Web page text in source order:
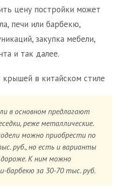
цену постройки может
печи или барбекю,
закупка мебели,
и так далее.
в китайском стиле
в основном предлагают
реже металлические.
можно приобрести по
руб., но есть и варианты
К ним можно
барбекю за 30-70 тыс. руб.